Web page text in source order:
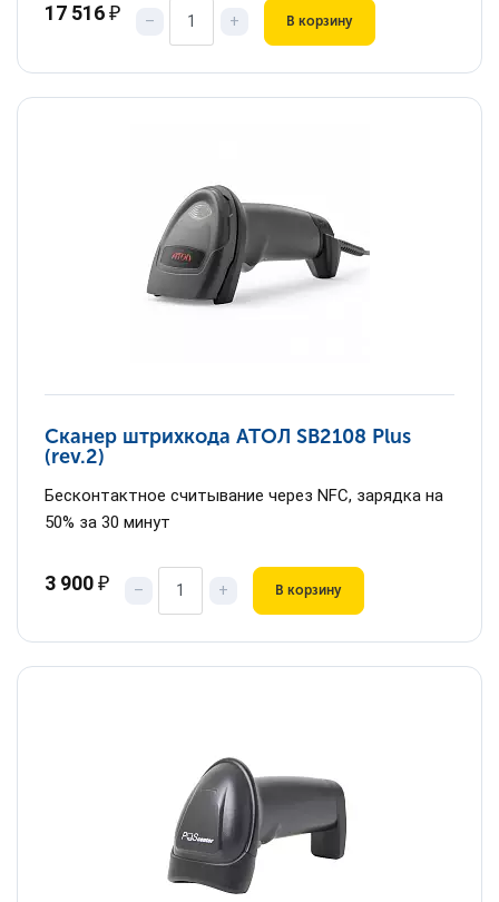
17 516₽ – + В корзину
Сканер штрихкода АТОЛ SB2108 Plus
(rev.2)
Бесконтактное считывание через NFC, зарядка на
50% за 30 минут
3 900₽ – + В корзину